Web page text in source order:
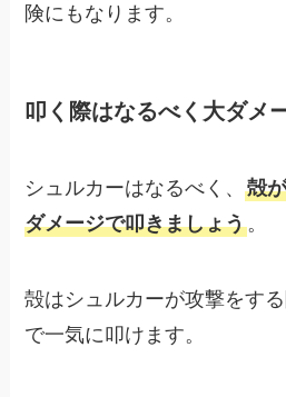
険にもなります。
叩く際はなるべく大ダメ
シュルカーはなるべく、殻
ダメージで叩きましょう。
殻はシュルカーが攻撃をす
で一気に叩けます。